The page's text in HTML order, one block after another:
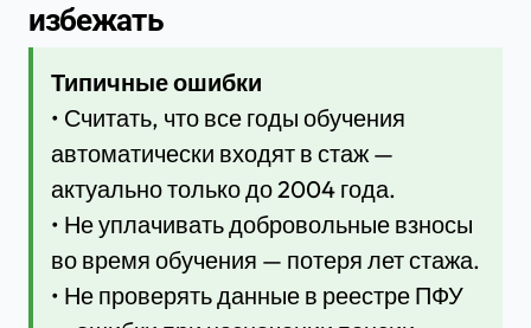
избежать
Типичные ошибки
• Считать, что все годы обучения
автоматически входят в стаж —
актуально только до 2004 года.
• Не уплачивать добровольные взносы
во время обучения — потеря лет стажа.
• Не проверять данные в реестре ПФУ